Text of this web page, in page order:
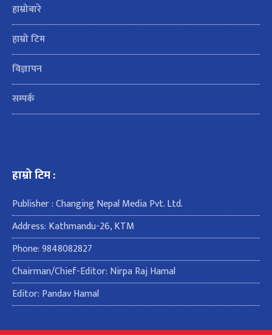
हाम्रोबारे
हाम्रो टिम
विज्ञापन
सम्पर्क
हाम्रो टिम :
Publisher : Changing Nepal Media Pvt. Ltd.
Address: Kathmandu-26, KTM
Phone: 9848082827
Chairman/Chief-Editor: Nirpa Raj Hamal
Editor: Pandav Hamal